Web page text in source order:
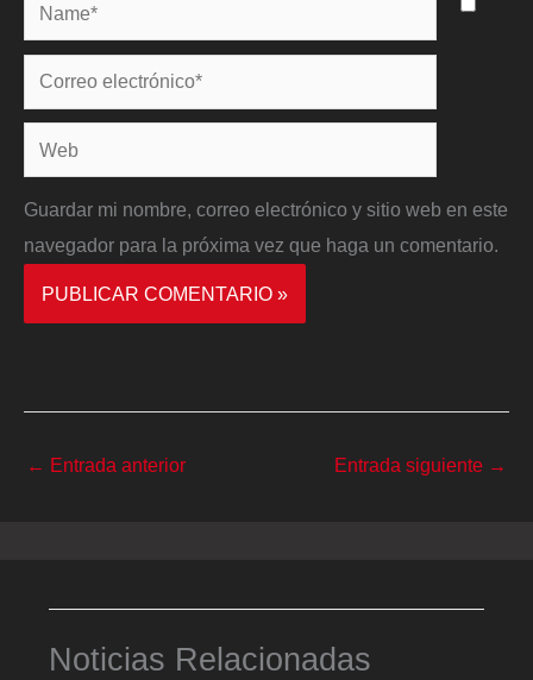
Correo
electrónico*
Web
Guardar mi nombre, correo electrónico y sitio web en este
navegador para la próxima vez que haga un comentario.
← Entrada anterior Entrada siguiente →
Noticias Relacionadas